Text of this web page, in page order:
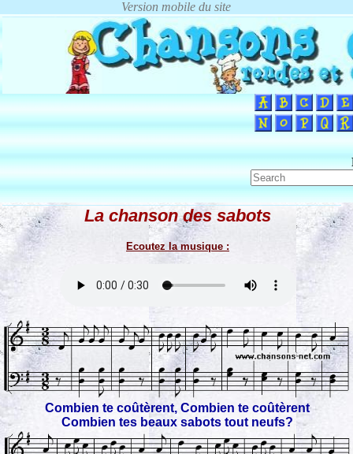
La chanson des sabots
Ecoutez la musique :
Combien te coûtèrent, Combien te coûtèrent
Combien tes beaux sabots tout neufs?